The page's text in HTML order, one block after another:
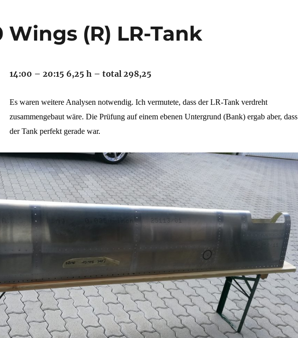
Wings (R) LR-Tank
14:00 – 20:15 6,25 h – total 298,25
Es waren weitere Analysen notwendig. Ich vermutete, dass der LR-Tank verdreht
zusammengebaut wäre. Die Prüfung auf einem ebenen Untergrund (Bank) ergab aber, dass
der Tank perfekt gerade war.